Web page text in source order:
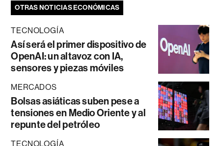
OTRAS NOTICIAS ECONÓMICAS
TECNOLOGÍA
Así será el primer dispositivo de
OpenAI: un altavoz con IA,
sensores y piezas móviles
MERCADOS
Bolsas asiáticas suben pese a
tensiones en Medio Oriente y al
repunte del petróleo
TECNOLOGÍA